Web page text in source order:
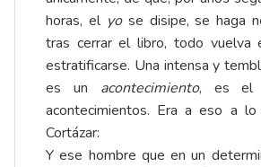
horas, el yose disipe, se haga
tras cerrar el libro, todo vuelva
estratificarse. Una intensa y
es un acontecimiento, es el
acontecimientos. Era a eso a
Cortázar:
Y ese hombre que en un